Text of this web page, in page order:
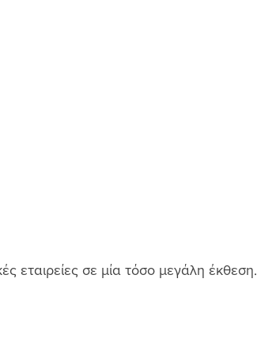
εταιρείες σε μία τόσο μεγάλη έκθεση.